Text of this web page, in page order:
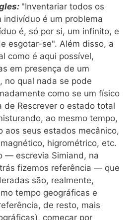
"Inventariar todos os
indivíduo é um problema
é, só por si, um infinito, e
esgotar-se". Além disso, a
como é aqui possível,
em presença de um
no qual nada se pode
como se um físico
de Rescrever o estado total
ao mesmo tempo,
aos seus estados mecânico,
higrométrico, etc.
— escrevia Simiand, na
fizemos referência — que
são, realmente,
tempo geográficas e
de resto, mais
começar por